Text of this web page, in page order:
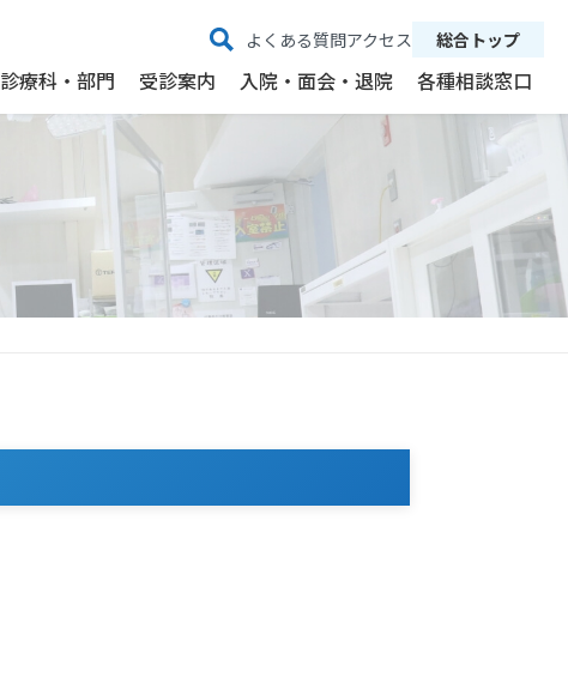
よくある質問アクセス 総合トップ
診療科・部門 受診案内 入院・面会・退院 各種相談窓口